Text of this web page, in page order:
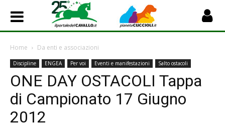
Home Da enti e associazioni
Discipline ENGEA Per voi Eventi e manifestazioni Salto ostacoli
ONE DAY OSTACOLI Tappa
di Campionato 17 Giugno
2012